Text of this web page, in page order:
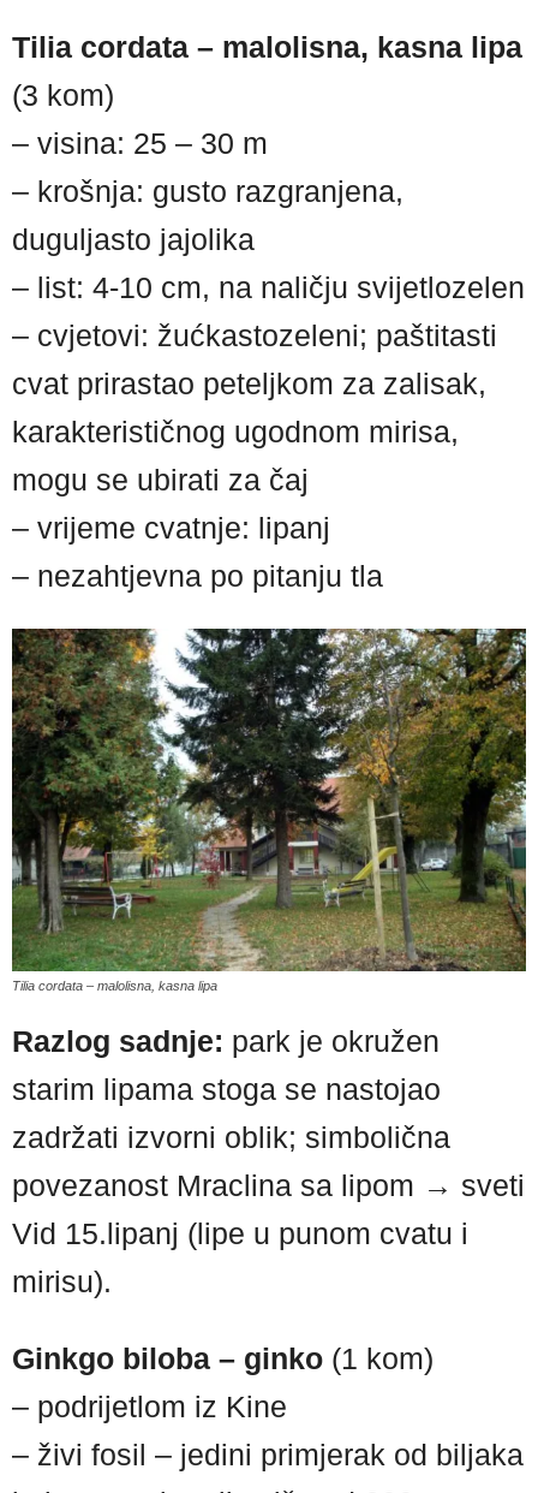
Tilia cordata – malolisna, kasna lipa
(3 kom)
– visina: 25 – 30 m
– krošnja: gusto razgranjena,
duguljasto jajolika
– list: 4-10 cm, na naličju svijetlozelen
– cvjetovi: žućkastozeleni; paštitasti
cvat prirastao peteljkom za zalisak,
karakterističnog ugodnom mirisa,
mogu se ubirati za čaj
– vrijeme cvatnje: lipanj
– nezahtjevna po pitanju tla
Tilia cordata – malolisna, kasna lipa
Razlog sadnje: park je okružen
starim lipama stoga se nastojao
zadržati izvorni oblik; simbolična
povezanost Mraclina sa lipom → sveti
Vid 15.lipanj (lipe u punom cvatu i
mirisu).
Ginkgo biloba – ginko (1 kom)
– podrijetlom iz Kine
– živi fosil – jedini primjerak od biljaka